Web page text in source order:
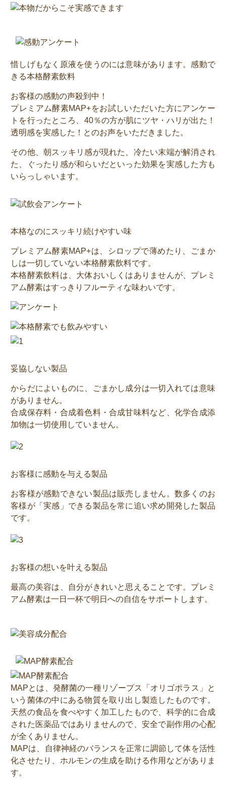
惜しげもなく原液を使うのには意味があります。感動で
きる本格酵素飲料
お客様の感動の声殺到中！
プレミアム酵素MAP+をお試しいただいた方にアンケー
トを行ったところ、40％の方が肌にツヤ・ハリが出た！
透明感を実感した！とのお声をいただきました。
その他、朝スッキリ感が現れた、冷たい末端が解消され
た、ぐったり感が和らいだといった効果を実感した方も
いらっしゃいます。
本格なのにスッキリ続けやすい味
プレミアム酵素MAP+は、シロップで薄めたり、ごまか
しは一切していない本格酵素飲料です。
本格酵素飲料は、大体おいしくはありませんが、プレミ
アム酵素はすっきりフルーティな味わいです。
妥協しない製品
からだによいものに、ごまかし成分は一切入れては意味
がありません。
合成保存料・合成着色料・合成甘味料など、化学合成添
加物は一切使用していません。
お客様に感動を与える製品
お客様が感動できない製品は販売しません。数多くのお
客様が「実感」できる製品を常に追い求め開発した製品
です。
お客様の想いを叶える製品
最高の美容は、自分がきれいと思えることです。プレミ
アム酵素は一日一杯で明日への自信をサポートします。
MAPとは、発酵菌の一種リゾープス「オリゴポラス」と
いう菌体の中にある物質を取り出し製造したものです。
天然の食品を食べやすく加工したもので、科学的に合成
された医薬品ではありませんので、安全で副作用の心配
が全くありません。
MAPは、自律神経のバランスを正常に調節して体を活性
化させたり、ホルモンの生成を助ける作用などがありま
す。